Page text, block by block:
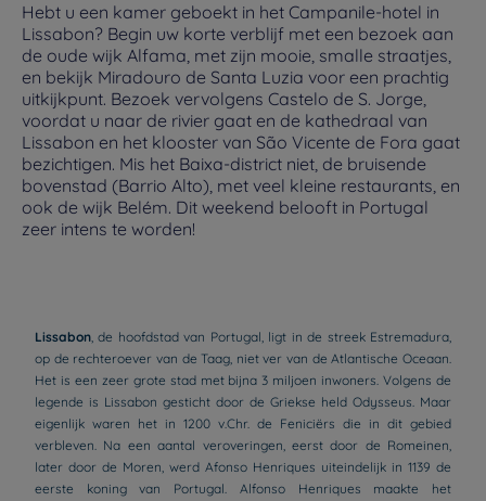
Hebt u een kamer geboekt in het Campanile-hotel in
Lissabon? Begin uw korte verblijf met een bezoek aan
de oude wijk Alfama, met zijn mooie, smalle straatjes,
en bekijk Miradouro de Santa Luzia voor een prachtig
uitkijkpunt. Bezoek vervolgens Castelo de S. Jorge,
voordat u naar de rivier gaat en de kathedraal van
Lissabon en het klooster van São Vicente de Fora gaat
bezichtigen. Mis het Baixa-district niet, de bruisende
bovenstad (Barrio Alto), met veel kleine restaurants, en
ook de wijk Belém. Dit weekend belooft in Portugal
zeer intens te worden!
Lissabon, de hoofdstad van Portugal, ligt in de streek Estremadura,
op de rechteroever van de Taag, niet ver van de Atlantische Oceaan.
Het is een zeer grote stad met bijna 3 miljoen inwoners. Volgens de
legende is Lissabon gesticht door de Griekse held Odysseus. Maar
eigenlijk waren het in 1200 v.Chr. de Feniciërs die in dit gebied
verbleven. Na een aantal veroveringen, eerst door de Romeinen,
later door de Moren, werd Afonso Henriques uiteindelijk in 1139 de
eerste koning van Portugal. Alfonso Henriques maakte het